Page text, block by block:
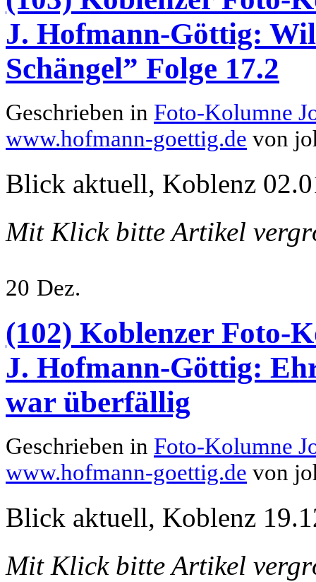
J. Hofmann-Göttig:
Schängel” Folge 17.2
Geschrieben in Foto-Kolumne
www.hofmann-goettig.de von
Blick aktuell, Koblenz
Mit Klick bitte Artikel
20 Dez.
(102) Koblenzer Foto-
J. Hofmann-Göttig:
war überfällig
Geschrieben in Foto-Kolumne
www.hofmann-goettig.de von
Blick aktuell, Koblenz
Mit Klick bitte Artikel